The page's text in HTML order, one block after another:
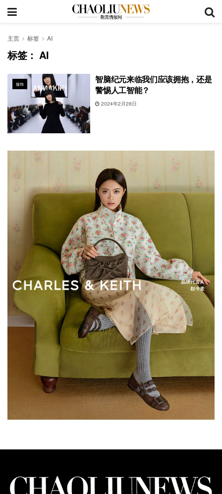
主页 标签 AI
标签：AI
服饰
智脑纪元来临我们应该拥抱，还是
警惕人工智能？
2024年2月28日